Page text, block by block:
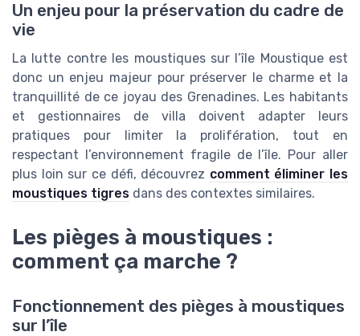
Un enjeu pour la préservation du cadre de
vie
La lutte contre les moustiques sur l’île Moustique est
donc un enjeu majeur pour préserver le charme et la
tranquillité de ce joyau des Grenadines. Les habitants
et gestionnaires de villa doivent adapter leurs
pratiques pour limiter la prolifération, tout en
respectant l’environnement fragile de l’île. Pour aller
plus loin sur ce défi, découvrez comment éliminer les
moustiques tigres dans des contextes similaires.
Les pièges à moustiques :
comment ça marche ?
Fonctionnement des pièges à moustiques
sur l’île